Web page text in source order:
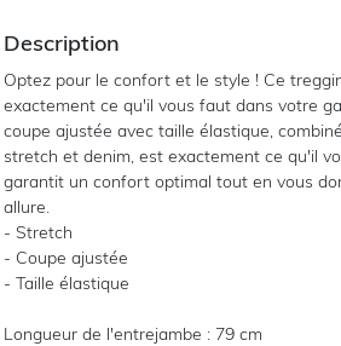
Description
Optez pour le confort et le style ! Ce
exactement ce qu'il vous faut dans votre
coupe ajustée avec taille élastique,
stretch et denim, est exactement ce qu'il
garantit un confort optimal tout en vous
allure.
- Stretch
- Coupe ajustée
- Taille élastique
Longueur de l'entrejambe : 79 cm